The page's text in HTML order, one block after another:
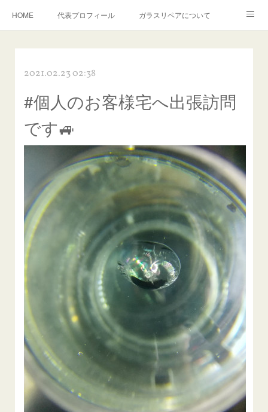
HOME 代表プロフィール ガラスリペアについて
飛び石施工料金について
当店へのアクセス 建築ガラスキズ取り・研磨・磨き
【プロ使用】フッ素系ガラストリートメント『アクアペル』
欧州車モールの白サビやシミを落とす！
instagram記事 ガラスリペア施工価格
飛び石ひび割れでヒビ先が伸びた場合は？
2021.02.23 02:38
#個人のお客様宅へ出張訪問
です🚙